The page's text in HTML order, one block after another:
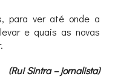
para ver até onde a
e quais as novas
(Rui Sintra – jornalista)